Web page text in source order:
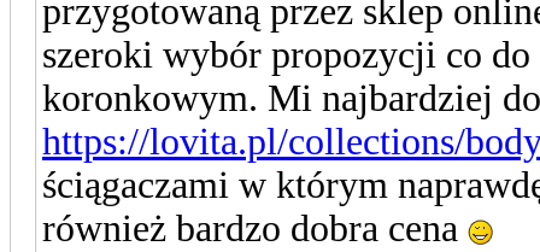
przygotowaną przez sklep
szeroki wybór propozycji co
koronkowym. Mi najbardziej
https://lovita.pl/collections/
ściągaczami w którym
również bardzo dobra cena